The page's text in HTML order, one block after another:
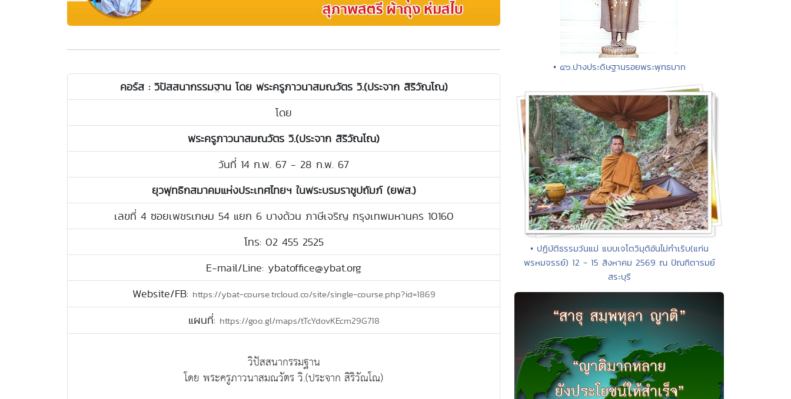
คอร์ส : วิปัสสนากรรมฐาน โดย พระครูภาวนาสมณวัตร วิ.(ประจาก สิริวัณโณ)
โดย
พระครูภาวนาสมณวัตร วิ.(ประจาก สิริวัณโณ)
วันที่ 14 ก.พ. 67 - 28 ก.พ. 67
ยุวพุทธิกสมาคมแห่งประเทศไทยฯ ในพระบรมราชูปถัมภ์ (ยพส.)
เลขที่ 4 ซอยเพชรเกษม 54 แยก 6 บางด้วน ภาษีเจริญ กรุงเทพมหานคร 10160
โทร: 02 455 2525
E-mail/Line: ybatoffice@ybat.org
Website/FB: https://ybat-course.trcloud.co/site/single-course.php?id=1869
แผนที่: https://goo.gl/maps/tTcYdovKEcm29G718
วิปัสสนากรรมฐาน
โดย พระครูภาวนาสมณวัตร วิ.(ประจาก สิริวัณโณ)
• ๔๖.ปางประดิษฐานรอยพระพุทธบาท
• ปฏิบัติธรรมวันแม่ แบบเจโตวิมุติอันไม่กำเริบ(แก่น
พรหมจรรย์) 12 - 15 สิงหาคม 2569 ณ ปัณฑิตารมย์
สระบุรี